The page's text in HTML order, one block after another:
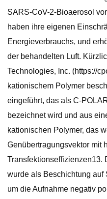
SARS-CoV-2-Bioaerosol
haben ihre eigenen
Energieverbrauchs, und
der behandelten Luft.
Technologies, Inc. (https://
kationischem Polymer
eingeführt, das als C-
bezeichnet wird und aus
kationischen Polymer, das
Genübertragungsvektor mit
Transfektionseffizienzen13.
wurde als Beschichtung auf
um die Aufnahme negativ